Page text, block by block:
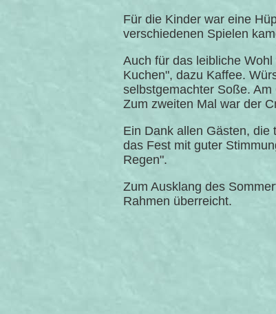
Für die Kinder war eine
verschiedenen Spielen
Auch für das leibliche
Kuchen", dazu Kaffee.
selbstgemachter Soße.
Zum zweiten Mal war der
Ein Dank allen Gästen, die
das Fest mit guter
Regen".
Zum Ausklang des
Rahmen überreicht.